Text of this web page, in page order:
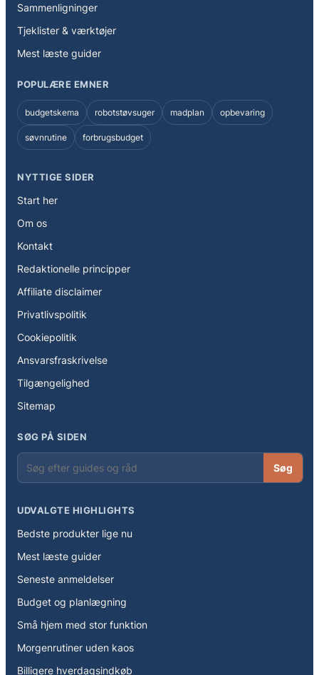
Sammenligninger
Tjeklister & værktøjer
Mest læste guider
POPULÆRE EMNER
budgetskema robotstøvsuger madplan opbevaring
søvnrutine forbrugsbudget
NYTTIGE SIDER
Start her
Om os
Kontakt
Redaktionelle principper
Affiliate disclaimer
Privatlivspolitik
Cookiepolitik
Ansvarsfraskrivelse
Tilgængelighed
Sitemap
SØG PÅ SIDEN
Søg
UDVALGTE HIGHLIGHTS
Bedste produkter lige nu
Mest læste guider
Seneste anmeldelser
Budget og planlægning
Små hjem med stor funktion
Morgenrutiner uden kaos
Billigere hverdagsindkøb